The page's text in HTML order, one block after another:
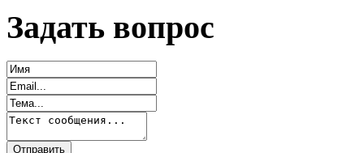
Задать вопрос